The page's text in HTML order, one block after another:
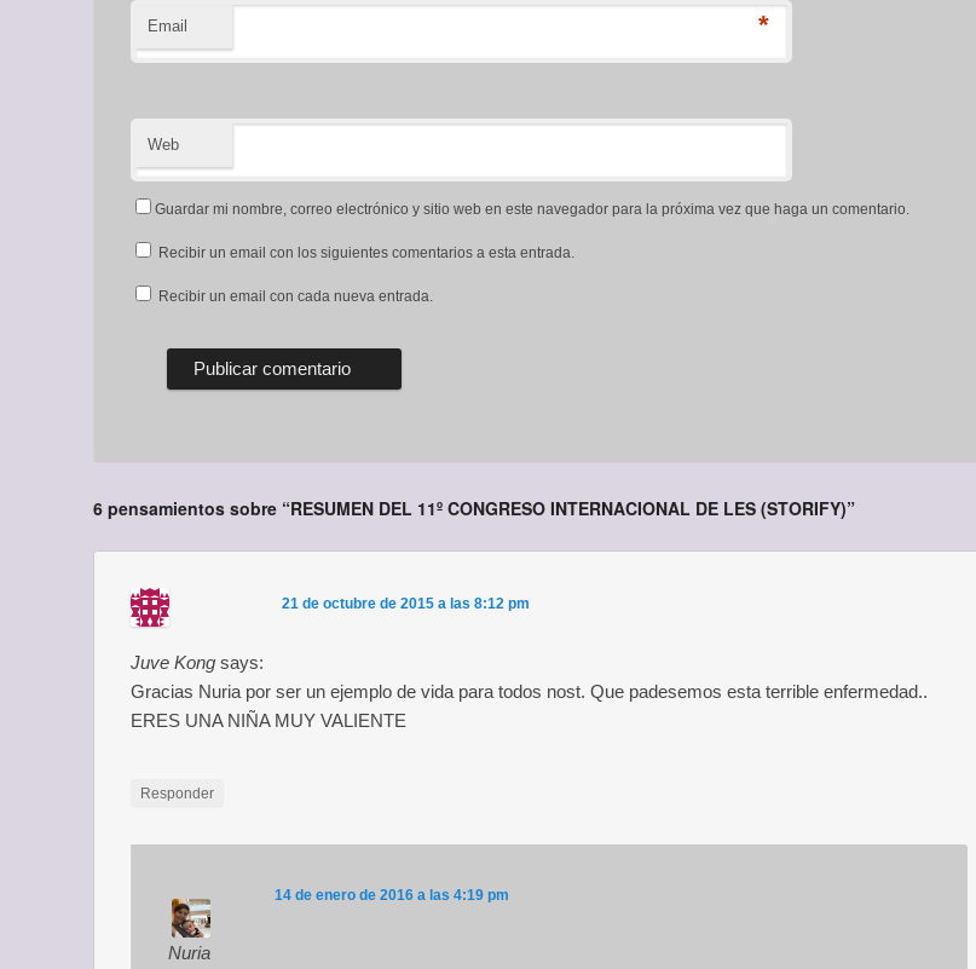
Email *
Web
Guardar mi nombre, correo electrónico y sitio web en este navegador para la próxima vez que haga un comentario.
Recibir un email con los siguientes comentarios a esta entrada.
Recibir un email con cada nueva entrada.
6 pensamientos sobre “RESUMEN DEL 11º CONGRESO INTERNACIONAL DE LES (STORIFY)”
21 de octubre de 2015 a las 8:12 pm
Juve Kong says:
Gracias Nuria por ser un ejemplo de vida para todos nost. Que padesemos esta terrible enfermedad..
ERES UNA NIÑA MUY VALIENTE
Responder
14 de enero de 2016 a las 4:19 pm
Nuria